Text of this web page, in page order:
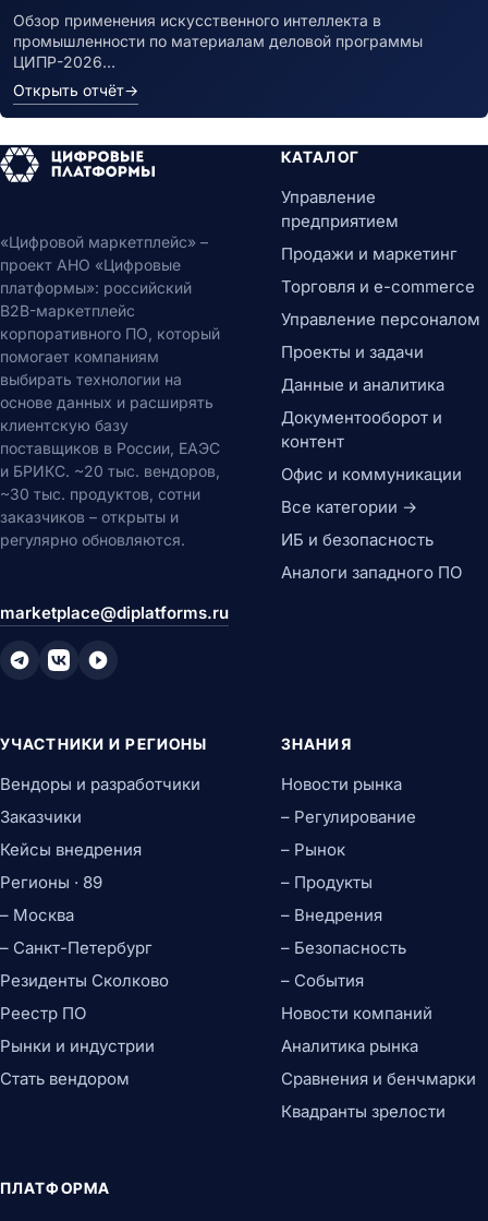
Обзор применения искусственного интеллекта в
промышленности по материалам деловой программы
ЦИПР-2026…
Открыть отчёт→
«Цифровой маркетплейс» –
проект АНО «Цифровые
платформы»: российский
B2B-маркетплейс
корпоративного ПО, который
помогает компаниям
выбирать технологии на
основе данных и расширять
клиентскую базу
поставщиков в России, ЕАЭС
и БРИКС. ~20 тыс. вендоров,
~30 тыс. продуктов, сотни
заказчиков – открыты и
регулярно обновляются.
marketplace@diplatforms.ru
КАТАЛОГ
Управление
предприятием
Продажи и маркетинг
Торговля и e-commerce
Управление персоналом
Проекты и задачи
Данные и аналитика
Документооборот и
контент
Офис и коммуникации
Все категории →
ИБ и безопасность
Аналоги западного ПО
УЧАСТНИКИ И РЕГИОНЫ
Вендоры и разработчики
Заказчики
Кейсы внедрения
Регионы · 89
– Москва
– Санкт-Петербург
Резиденты Сколково
Реестр ПО
Рынки и индустрии
Стать вендором
ЗНАНИЯ
Новости рынка
– Регулирование
– Рынок
– Продукты
– Внедрения
– Безопасность
– События
Новости компаний
Аналитика рынка
Сравнения и бенчмарки
Квадранты зрелости
ПЛАТФОРМА